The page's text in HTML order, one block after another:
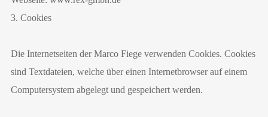
3. Cookies
Die Internetseiten der Marco Fiege verwenden Cookies. Cookies
sind Textdateien, welche über einen Internetbrowser auf einem
Computersystem abgelegt und gespeichert werden.